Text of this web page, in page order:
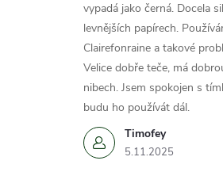
Timofey
5.11.2025
vypadá jako černá. Docela
levnějších papírech.
Clairefonraine a takové
Velice dobře teče, má
nibech. Jsem spokojen s
budu ho používát dál.